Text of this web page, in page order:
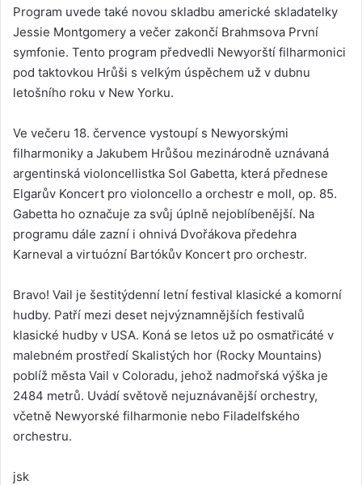
Program uvede také novou skladbu americké skladatelky
Jessie Montgomery a večer zakončí Brahmsova První
symfonie. Tento program předvedli Newyorští filharmonici
pod taktovkou Hrůši s velkým úspěchem už v dubnu
letošního roku v New Yorku.
Ve večeru 18. července vystoupí s Newyorskými
filharmoniky a Jakubem Hrůšou mezinárodně uznávaná
argentinská violoncellistka Sol Gabetta, která přednese
Elgarův Koncert pro violoncello a orchestr e moll, op. 85.
Gabetta ho označuje za svůj úplně nejoblíbenější. Na
programu dále zazní i ohnivá Dvořákova předehra
Karneval a virtuózní Bartókův Koncert pro orchestr.
Bravo! Vail je šestitýdenní letní festival klasické a komorní
hudby. Patří mezi deset nejvýznamnějších festivalů
klasické hudby v USA. Koná se letos už po osmatřicáté v
malebném prostředí Skalistých hor (Rocky Mountains)
poblíž města Vail v Coloradu, jehož nadmořská výška je
2484 metrů. Uvádí světově nejuznávanější orchestry,
včetně Newyorské filharmonie nebo Filadelfského
orchestru.
jsk